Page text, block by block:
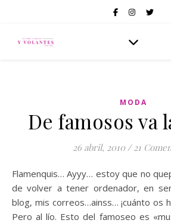
MODA
De famosos va
26 abril, 2010 / 21
Flamenquis… Ayyy… estoy que no quepo de gozo con esto
de volver a tener ordenador, en
blog, mis correos…ainss… ¡cuánto os
Pero al lío. Esto del famoseo es